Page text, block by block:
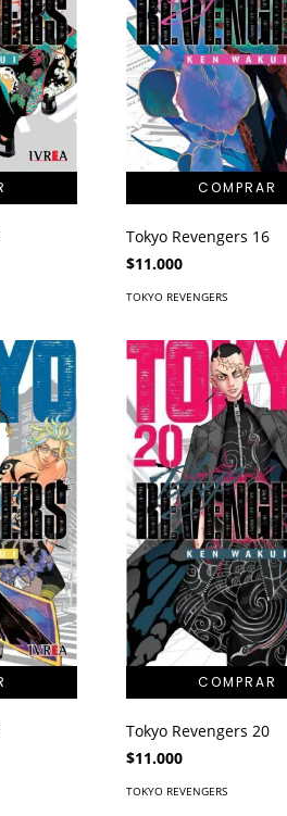
Tokyo Revengers 16
$11.000
TOKYO REVENGERS
Tokyo Revengers 20
$11.000
TOKYO REVENGERS